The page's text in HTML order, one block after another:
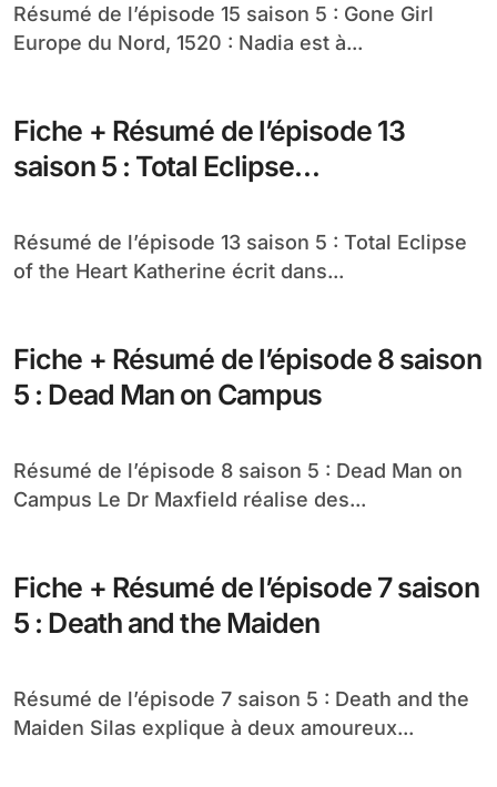
Résumé de l’épisode 15 saison 5 : Gone Girl
Europe du Nord, 1520 : Nadia est à...
Fiche + Résumé de l’épisode 13
saison 5 : Total Eclipse…
Résumé de l’épisode 13 saison 5 : Total Eclipse
of the Heart Katherine écrit dans...
Fiche + Résumé de l’épisode 8 saison
5 : Dead Man on Campus
Résumé de l’épisode 8 saison 5 : Dead Man on
Campus Le Dr Maxfield réalise des...
Fiche + Résumé de l’épisode 7 saison
5 : Death and the Maiden
Résumé de l’épisode 7 saison 5 : Death and the
Maiden Silas explique à deux amoureux...